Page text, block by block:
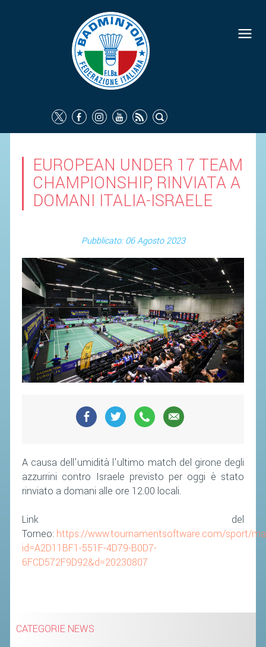
EUROPEAN UNDER 17 TEAM
CHAMPIONSHIP, RINVIATA A
DOMANI ITALIA-ISRAELE
Pubblicato: 06 Agosto 2023
A causa dell'umidità l'ultimo match del girone degli
azzurrini contro Israele previsto per oggi è stato
rinviato a domani alle ore 12.00 locali.
Link del
Torneo: https://www.tournamentsoftware.com/sport/
id=A2D11BF1-551F-4D79-B0D7-
6FCD572F9D92&d=20230807
CATEGORIE NEWS